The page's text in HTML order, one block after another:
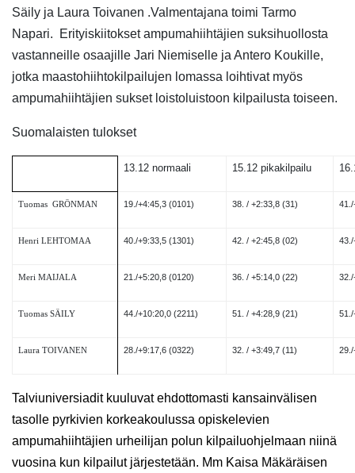
Säily ja Laura Toivanen .Valmentajana toimi Tarmo
Napari. Erityiskiitokset ampumahiihtäjien suksihuollosta
vastanneille osaajille Jari Niemiselle ja Antero Koukille,
jotka maastohiihtokilpailujen lomassa loihtivat myös
ampumahiihtäjien sukset loistoluistoon kilpailusta toiseen.
Suomalaisten tulokset
13.12 normaali 15.12 pikakilpailu
Tuomas GRÖNMAN 19./+4:45,3 (0101) 38. / +2:33,8 (31) 41./
Henri LEHTOMAA 40./+9:33,5 (1301) 42. / +2:45,8 (02)
Meri MAIJALA 21./+5:20,8 (0120) 36. / +5:14,0 (22)
Tuomas SÄILY 44./+10:20,0 (2211) 51. / +4:28,9 (21)
Laura TOIVANEN 28./+9:17,6 (0322) 32. / +3:49,7 (11)
Talviuniversiadit kuuluvat ehdottomasti kansainvälisen
tasolle pyrkivien korkeakoulussa opiskelevien
ampumahiihtäjien urheilijan polun kilpailuohjelmaan niinä
vuosina kun kilpailut järjestetään. Mm Kaisa Mäkäräisen